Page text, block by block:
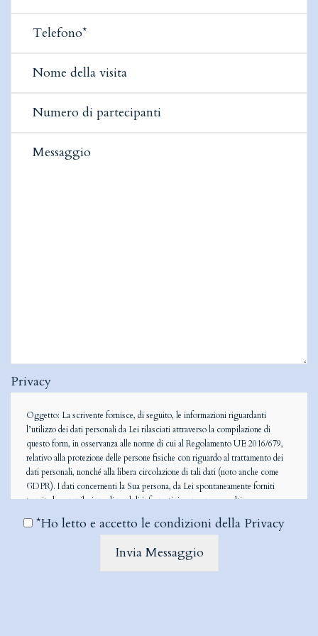
Privacy
Oggetto: La scrivente fornisce, di seguito, le informazioni riguardanti
l’utilizzo dei dati personali da Lei rilasciati attraverso la compilazione di
questo form, in osservanza alle norme di cui al Regolamento UE 2016/679,
relativo alla protezione delle persone fisiche con riguardo al trattamento dei
dati personali, nonché alla libera circolazione di tali dati (noto anche come
GDPR). I dati concernenti la Sua persona, da Lei spontaneamente forniti
tramite la compilazione di moduli informatici, vengono raccolti
esclusivamente per consentire il contatto con l’azienda e, eventualmente,
eseguire il contratto con Lei concluso. Il conferimento, da parte Sua, dei dati
fornirLe il prodotto/servizio da Lei richiesto (potenzialmente esponendoLa a
responsabilità per inadempimento contrattuale) e, comunque, di evadere la
*Ho letto e accetto le condizioni della Privacy